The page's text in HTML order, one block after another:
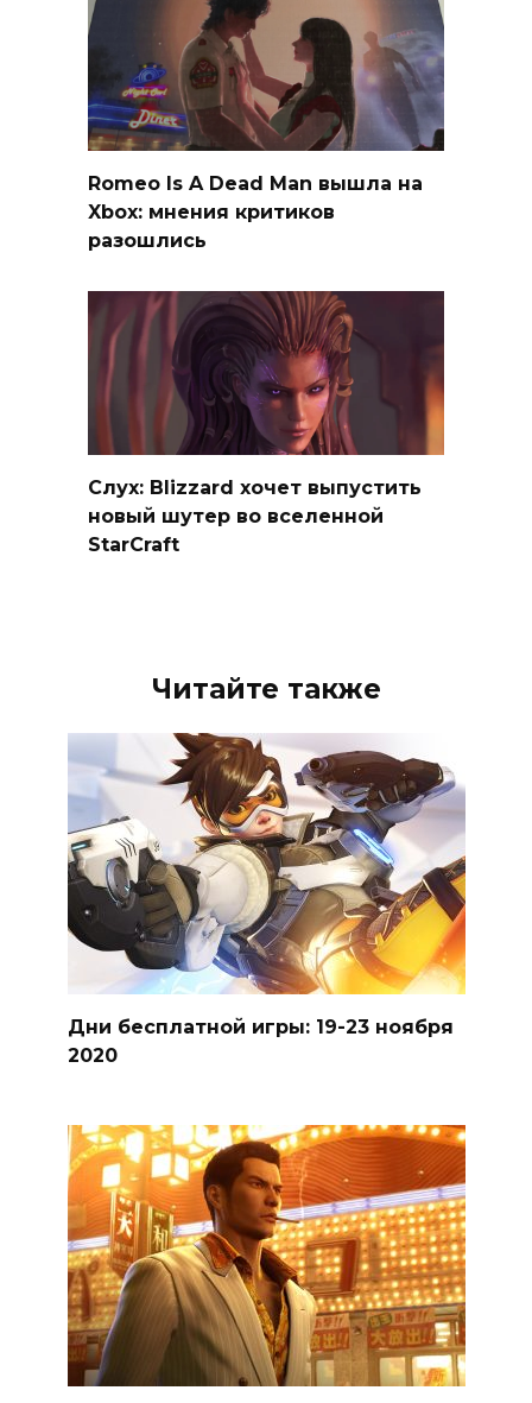
Romeo Is A Dead Man вышла на
Xbox: мнения критиков
разошлись
Слух: Blizzard хочет выпустить
новый шутер во вселенной
StarCraft
Читайте также
Дни бесплатной игры: 19-23 ноября
2020